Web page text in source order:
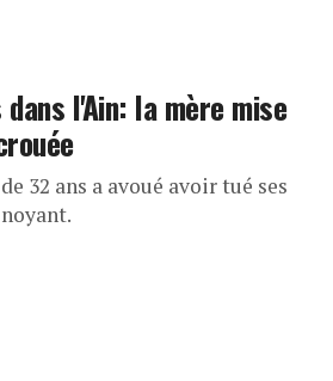
l'Ain: la mère mise
32 ans a avoué avoir tué ses